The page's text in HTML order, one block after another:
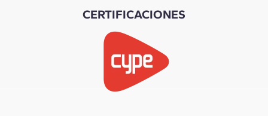
CERTIFICACIONES